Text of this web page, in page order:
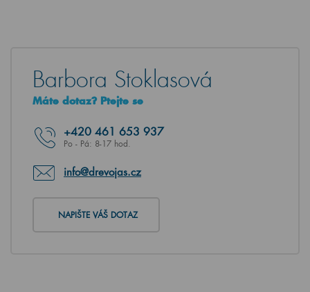
Barbora Stoklasová
Máte dotaz? Ptejte se
+420 461 653 937
Po - Pá: 8-17 hod.
info@drevojas.cz
NAPIŠTE VÁŠ DOTAZ